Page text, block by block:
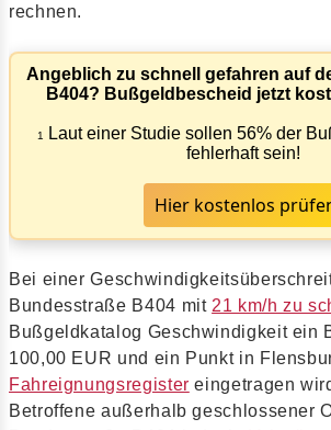
rechnen.
Angeblich zu schnell gefahren auf
B404? Bußgeldbescheid jetzt
1
Laut einer Studie sollen 56% der
fehlerhaft sein!
Hier kostenlos
Bei einer
Bundesstraße B404 mit 21 km/h zu
Bußgeldkatalog Geschwindigkeit ein
100,00 EUR und ein Punkt in
Fahreignungsregister eingetragen
Betroffene außerhalb geschlossener